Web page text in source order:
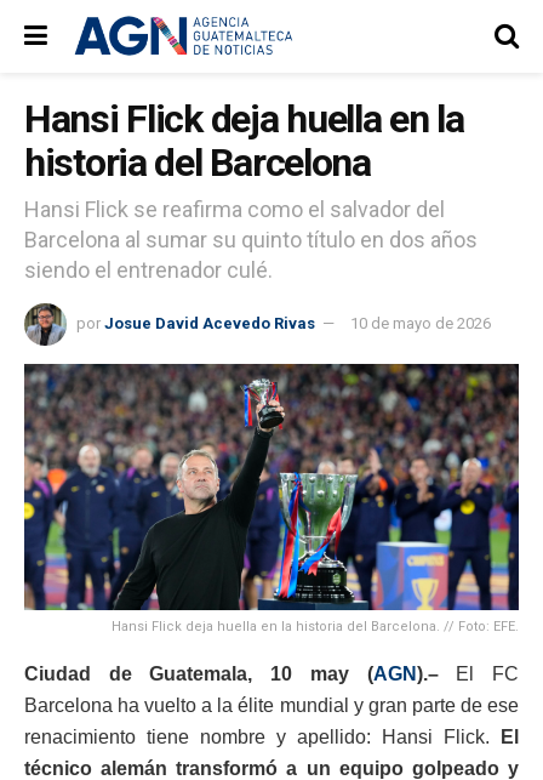
Hansi Flick deja huella en la
historia del Barcelona
Hansi Flick se reafirma como el salvador del
Barcelona al sumar su quinto título en dos años
siendo el entrenador culé.
por Josue David Acevedo Rivas 10 de mayo de 2026
Hansi Flick deja huella en la historia del Barcelona. // Foto: EFE.
Ciudad de Guatemala, 10 may (AGN).– El
FC
Barcelona ha vuelto a la élite mundial y gran parte de ese
renacimiento tiene nombre y apellido:
Hansi Flick.
El
técnico alemán transformó a un equipo golpeado y